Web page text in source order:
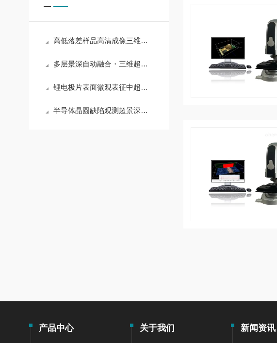
高低落差样品高清成像三维超景深显微镜核心技术特点
多层景深自动融合・三维超景深显微镜关键性能特点
锂电极片表面微观表征中超景深显微镜应用优势分析
半导体晶圆缺陷观测超景深显微镜成像技术行业实践
产品中心 关于我们 新闻资讯